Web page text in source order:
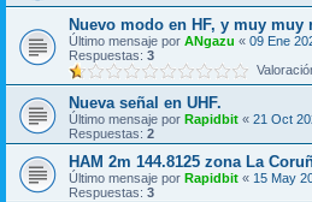
Nuevo modo en HF, y muy muy
Último mensaje por ANgazu « 09 Ene
Respuestas: 3
Nueva señal en UHF.
Último mensaje por Rapidbit « 21 Oct
Respuestas: 2
HAM 2m 144.8125 zona La
Último mensaje por Rapidbit « 15 May
Respuestas: 3